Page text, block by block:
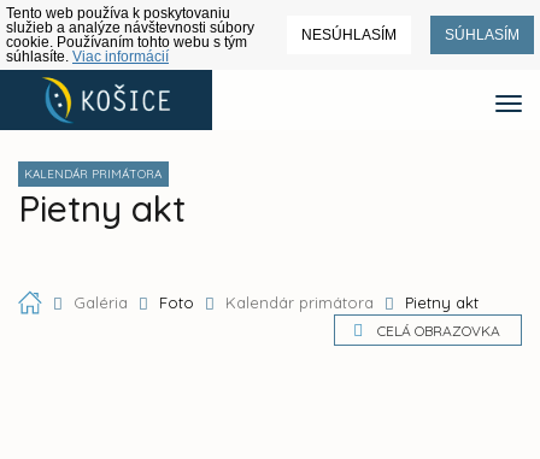
Tento web používa k poskytovaniu
služieb a analýze návštevnosti súbory
cookie. Používaním tohto webu s tým
súhlasíte. Viac informácií
NESÚHLASÍM SÚHLASÍM
KALENDÁR PRIMÁTORA
Pietny akt
Galéria Foto Kalendár primátora Pietny akt
CELÁ OBRAZOVKA